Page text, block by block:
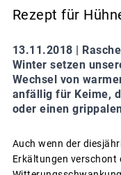
Rezept für
13.11.2018 |
Winter setzen
Wechsel von
anfällig für Keime,
oder einen
Auch wenn der
Erkältungen verschont